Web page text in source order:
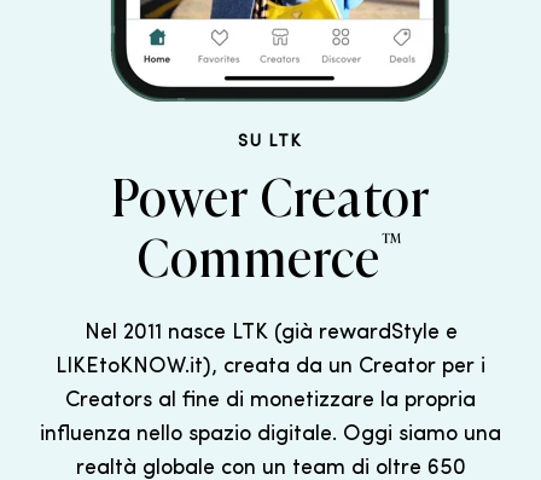
SU LTK
Power Creator
Commerce™
Nel 2011 nasce LTK (già rewardStyle e
LIKEtoKNOW.it), creata da un Creator per i
Creators al fine di monetizzare la propria
influenza nello spazio digitale. Oggi siamo una
realtà globale con un team di oltre 650